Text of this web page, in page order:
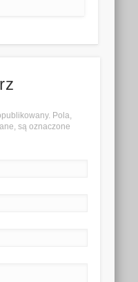
Pola,
są oznaczone